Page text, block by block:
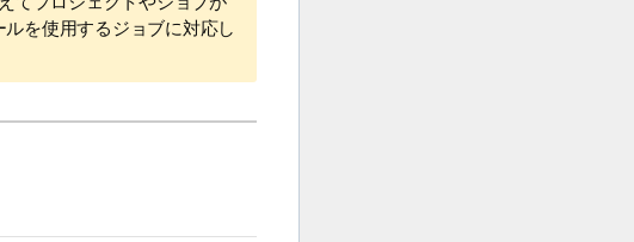
を使用するジョブに対応し